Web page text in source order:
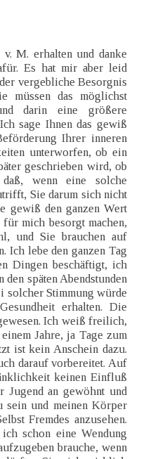
M. erhalten und danke
Es hat mir aber leid
vergebliche Besorgnis
müssen das möglichst
darin eine größere
sage Ihnen das gewiß
Ihrer inneren
unterworfen, ob ein
geschrieben wird, ob
wenn eine solche
Sie darum sich nicht
gewiß den ganzen Wert
mich besorgt machen,
und Sie brauchen auf
Ich lebe den ganzen Tag
Dingen beschäftigt, ich
späten Abendstunden
solcher Stimmung würde
erhalten. Die
Ich weiß freilich,
Jahre, ja Tage zum
ist kein Anschein dazu.
darauf vorbereitet. Auf
keinen Einfluß
Jugend an gewöhnt und
sein und meinen Körper
Fremdes anzusehen.
schon eine Wendung
brauche, wenn